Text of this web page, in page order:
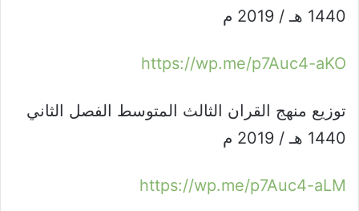
1440 هـ / 2019 م
https://wp.me/p7Auc4-aKO
توزيع منهج القران الثالث المتوسط الفصل الثاني
1440 هـ / 2019 م
https://wp.me/p7Auc4-aLM